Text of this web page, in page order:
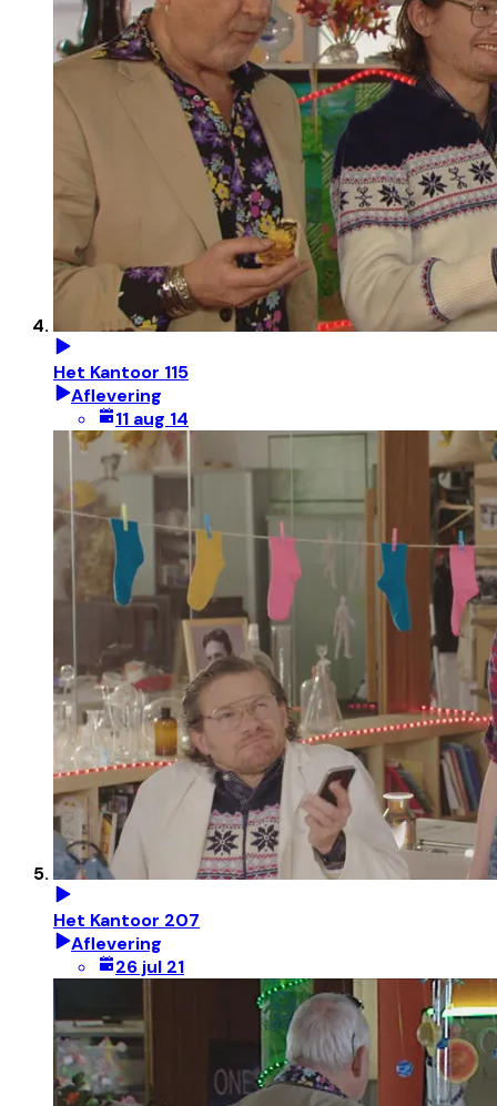
Het Kantoor 115
Aflevering
11 aug 14
Het Kantoor 207
Aflevering
26 jul 21